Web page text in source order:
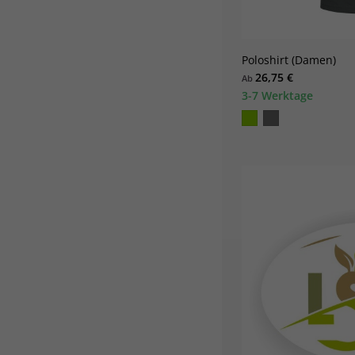
Poloshirt (Damen)
Ab 26,75 €
3-7 Werktage
add_circle_outline